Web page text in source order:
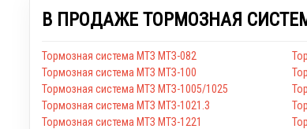
В ПРОДАЖЕ ТОРМОЗНАЯ
Тормозная система МТЗ МТЗ-082
Тормозная система МТЗ МТЗ-100
Тормозная система МТЗ МТЗ-1005/1025
Тормозная система МТЗ МТЗ-1021.3
Тормозная система МТЗ МТЗ-1221